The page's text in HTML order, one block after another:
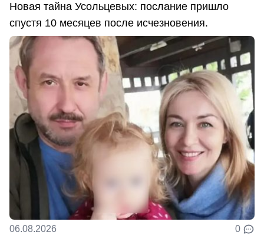
Новая тайна Усольцевых: послание пришло
спустя 10 месяцев после исчезновения.
06.08.2026 0